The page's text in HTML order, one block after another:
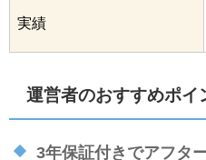
実績
運営者のおすすめポイ
3年保証付きでアフタ